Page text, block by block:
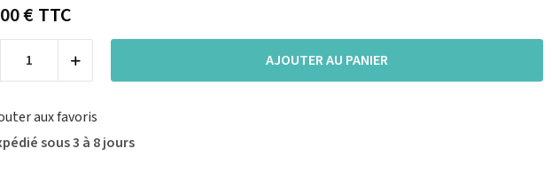
€TTC
AJOUTER AU PANIER
aux favoris
sous 3 à 8 jours